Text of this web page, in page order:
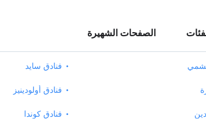
الصفحات الشهيرة
فنادق سايد
فنادق أولودينيز
فنادق كوندا